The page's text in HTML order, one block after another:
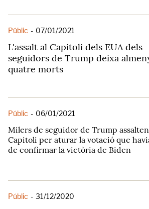
Públic - 07/01/2021
L'assalt al Capitoli dels EUA dels
seguidors de Trump deixa
quatre morts
Públic - 06/01/2021
Milers de seguidor de Trump
Capitoli per aturar la votació que
de confirmar la victòria de Biden
Públic - 31/12/2020